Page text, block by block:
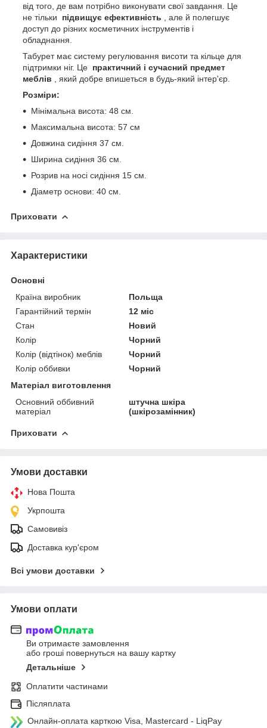
від того, де вам потрібно виконувати свої завдання. Це
не тільки підвищує ефективність , але й полегшує
доступ до різних косметичних інструментів і
обладнання.
Табурет має систему регулювання висоти та кільце для
підтримки ніг. Це практичний і сучасний предмет
меблів , який добре впишеться в будь-який інтер'єр.
Розміри:
Мінімальна висота: 48 см.
Максимальна висота: 57 см
Довжина сидіння 37 см.
Ширина сидіння 36 см.
Розрив на носі сидіння 15 см.
Діаметр основи: 40 см.
Приховати
Характеристики
Основні
Країна виробник
Польща
Гарантійний термін
12 міс
Стан
Новий
Колір
Чорний
Колір (відтінок) меблів
Чорний
Колір оббивки
Чорний
Матеріал виготовлення
Основний оббивний
матеріал
штучна шкіра
(шкірозамінник)
Приховати
Умови доставки
Нова Пошта
Укрпошта
Самовивіз
Доставка кур'єром
Всі умови доставки
Умови оплати
Ви отримаєте замовлення
або гроші повернуться на вашу картку
Детальніше
Оплатити частинами
Післяплата
Онлайн-оплата карткою Visa, Mastercard - LiqPay